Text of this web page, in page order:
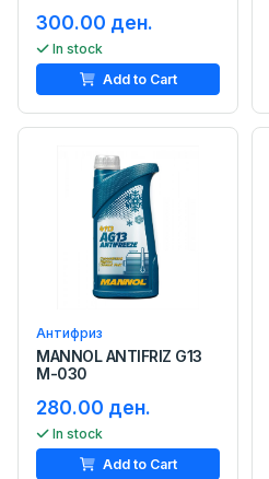
300.00 ден.
In stock
Add to Cart
Антифриз
MANNOL ANTIFRIZ G13
M-030
280.00 ден.
In stock
Add to Cart